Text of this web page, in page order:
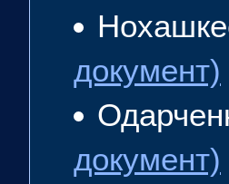
документ)
документ)